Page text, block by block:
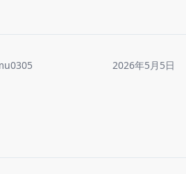
2026年5月5日